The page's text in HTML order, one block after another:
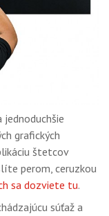
grafických
štetcov
perom, ceruzkou
sa dozviete tu.
súťaž a